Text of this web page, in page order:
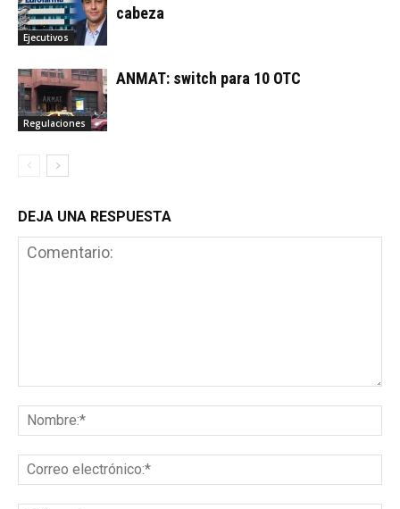
Ejecutivos
cabeza
Regulaciones
ANMAT: switch para 10 OTC
DEJA UNA RESPUESTA